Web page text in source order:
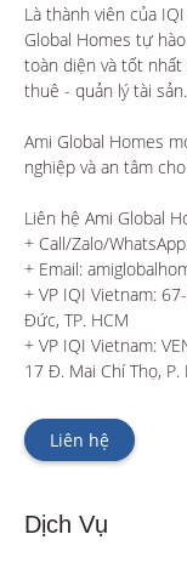
Là thành viên của
Global Homes tự
toàn diện và tốt
thuê - quản lý tài sản.
Ami Global Homes
nghiệp và an tâm
Liên hệ Ami Global
+ Call/Zalo/
+ Email:
+ VP IQI Vietnam:
Đức, TP. HCM
+ VP IQI Vietnam:
17 Đ. Mai Chí Thọ,
Liên hệ
Dịch Vụ